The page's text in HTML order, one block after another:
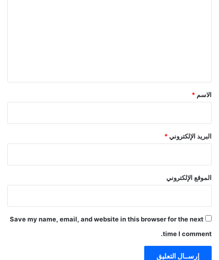
*
الاسم *
البريد الإلكتروني*
الموقع الإلكتروني
Save my name, email, and website in this browser for the next
time I comment.